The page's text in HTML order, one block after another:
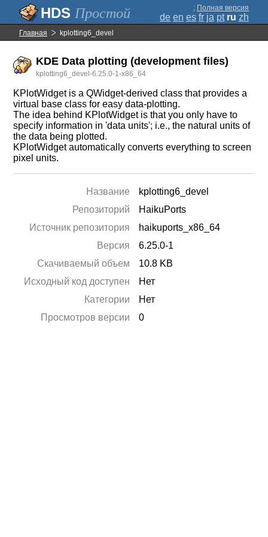
Простой ; Полная версия
de en es fr ja pt ru zh
Главная kplotting6_devel
KDE Data plotting (development files)
kplotting6_devel-6.25.0-1-x86_64
KPlotWidget is a QWidget-derived class that provides a
virtual base class for easy data-plotting.
The idea behind KPlotWidget is that you only have to
specify information in 'data units'; i.e., the natural units of
the data being plotted.
KPlotWidget automatically converts everything to screen
pixel units.
Название
kplotting6_devel
Репозиторий
HaikuPorts
Источник репозитория
haikuports_x86_64
Версия
6.25.0-1
Скачиваемый объем
10.8 KB
Исходный код доступен
Нет
Категории
Нет
Просмотров версии
0